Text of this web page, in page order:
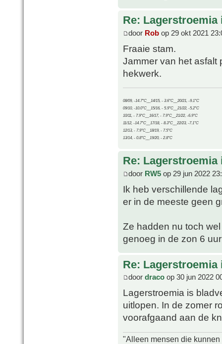
Re:
door Rob op 29 okt 2021
Fraaie stam.
Jammer van het asfalt
hekwerk.
08/09, -14.7°C__14/15, - 3.6°C__20/21, -9.1°C
09/10, -10.0°C__15/16, - 5.9°C__21/22, -5.2°C
10/11, - 7.9°C__16/17, - 7.9°C__21/22, -6.9°C
11/12, -14.7°C__17/18, - 8.3°C__22/23, -7.1°C
12/13, - 7.9°C__18/19, - 7.5°C
13/14, - 0.8°C__19/20, - 2.8°C
Re:
door RW5 op 29 jun 2022
Ik heb verschillende
er in de meeste geen
Ze hadden nu toch
genoeg in de zon 6
Re:
door draco op 30 jun 2022
Lagerstroemia is
uitlopen. In de zomer
voorafgaand aan de
"Alleen mensen die